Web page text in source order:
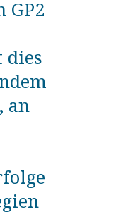
GP2
dies
an